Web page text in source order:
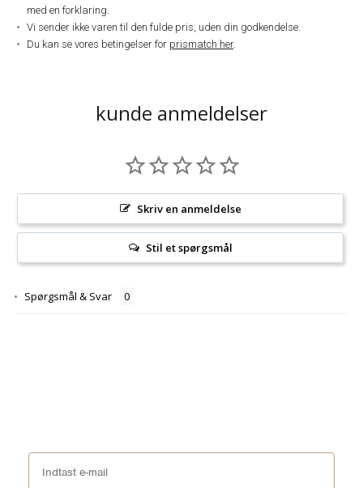
med en forklaring.
Vi sender ikke varen til den fulde pris, uden din godkendelse.
Du kan se vores betingelser for prismatch her.
kunde anmeldelser
Skriv en anmeldelse
Stil et spørgsmål
Spørgsmål & Svar